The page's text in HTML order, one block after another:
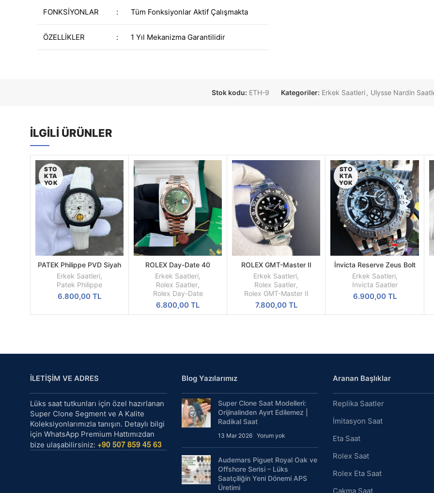
FONKSİYONLAR : Tüm Fonksiyonlar Aktif Çalışmakta
ÖZELLİKLER : 1 Yıl Mekanizma Garantilidir
Stok kodu: ETH-9 Kategoriler: Erkek Saatleri, Ulysse Nardin
İLGILI ÜRÜNLER
STO
KTA
YOK
DEVAMINI
OKU
PATEK Philippe PVD Siyah
Kasa Beyaz Silikon Kordon
Erkek Saatleri,
Patek Philippe
6.800,00TL
SEPETE
EKLE
ROLEX Day-Date 40
Oyster Everose Gold Ref
M228235-0025
Erkek Saatleri,
Rolex Saatler,
Rolex Day-Date
6.800,00TL
SEPETE
EKLE
ROLEX GMT-Master II
Bruce Wayne Oyster
Kordon Gri Bezel
126710GRNR
Erkek Saatleri,
Rolex Saatler,
Rolex GMT-Master II
7.800,00 TL
STO
KTA
YOK
DEVAMINI
OKU
İnvicta Reserve Zeus Bolt
Kronograf 52 MM Silver
Kasa Replika Erkek Kol
Erkek Saatleri,
Invicta Saatler
6.900,00 TL
İLETİŞİM VE ADRES
Lüks saat tutkunları için özel hazırlanan
Super Clone Segment ve A Kalite
Koleksiyonlarımızla tanışın. Detaylı bilgi
için WhatsApp Premium Hattımızdan
bize ulaşabilirsiniz: +90 507 859 45 63
Blog Yazılarımız
Super Clone Saat Modelleri:
Orijinalinden Ayırt Edilemez |
Radikal Saat
13 Mar 2026 Yorum yok
Audemars Piguet Royal Oak ve
Offshore Serisi – Lüks
Saatçiliğin Yeni Dönemi APS
Üretimi
Aranan Başlıklar
Replika Saatler
İmitasyon Saat
Eta Saat
Rolex Saat
Rolex Eta Saat
Çakma Saat